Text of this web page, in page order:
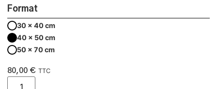
Format
30 x 40 cm
40 x 50 cm
50 x 70 cm
80,00 € TTC